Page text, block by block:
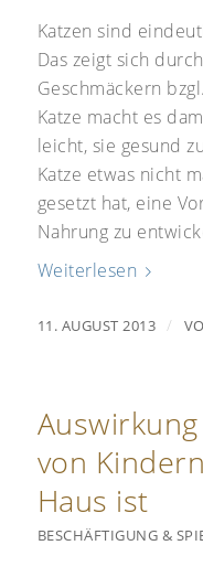
Katzen sind
Das zeigt sich
Geschmäckern
Katze macht es
leicht, sie gesund
Katze etwas nicht
gesetzt hat, eine
Nahrung zu
Weiterlesen
11. AUGUST 2013 /
von
Haus ist
BESCHÄFTIGUNG &